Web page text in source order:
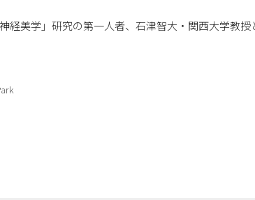
経美学」研究の第一人者、石津智大・関西大学教